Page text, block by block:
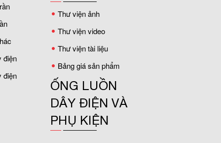
điện
điện
Thư viện ảnh
Thư viện video
Thư viện tài liệu
Bảng giá sản phẩm
ỐNG LUỒN
DÂY ĐIỆN VÀ
PHỤ KIỆN